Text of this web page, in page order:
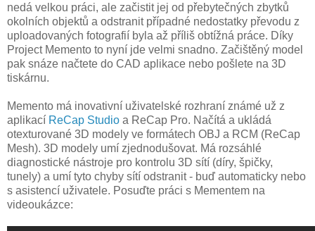
nedá velkou práci, ale začistit jej od přebytečných zbytků
okolních objektů a odstranit případné nedostatky převodu z
uploadovaných fotografií byla až příliš obtížná práce. Díky
Project Memento to nyní jde velmi snadno. Začištěný model
pak snáze načtete do CAD aplikace nebo pošlete na 3D
tiskárnu.
Memento má inovativní uživatelské rozhraní známé už z
aplikací ReCap Studio a ReCap Pro. Načítá a ukládá
otexturované 3D modely ve formátech OBJ a RCM (ReCap
Mesh). 3D modely umí zjednodušovat. Má rozsáhlé
diagnostické nástroje pro kontrolu 3D sítí (díry, špičky,
tunely) a umí tyto chyby sítí odstranit - buď automaticky nebo
s asistencí uživatele. Posuďte práci s Mementem na
videoukázce: